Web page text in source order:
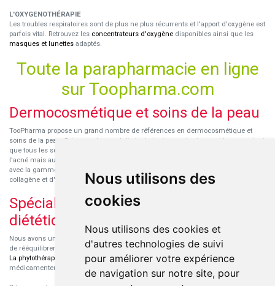
Nous utilisons des
cookies
Nous utilisons des cookies et
d'autres technologies de suivi
pour améliorer votre expérience
de navigation sur notre site, pour
L'OXYGENOTHÉRAPIE
Les troubles respiratoires sont de plus ne plus récurrents et l'apport d'oxygène est
parfois vital. Retrouvez les concentrateurs d'oxygène disponibles ainsi que les
masques et lunettes adaptés.
Toute la parapharmacie en ligne
sur Toopharma.com
Dermocosmétique et soins de la peau
TooPharma propose un grand nombre de références en dermocosmétique et
soins de la peau. Retrouvez les produits hydratants pour le visage et le corps ainsi
que tous les soins pour peaux sensibles ou à tendance atopique, les soins pour
l'acné mais aussi des démaquillants. Découvrez nos nouvelles références SVR
avec la gamme anti-âge pour les peaux encore jeunes
collagène et d'acide hyaluronique.
Spécialisation en micronutrition et
diététique
Nous avons un engouement particulier pour la micronutrition qui permet souvent
de rééquilibrer des carences ou d'améliorer des troubles métaboliques mineurs.
La phytothérapie
l'aromathérapiesont souvent complémentaires de traitements
médicamenteux lorsqu'ils sont bien conseillés.